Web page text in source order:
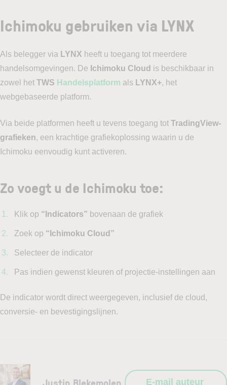
Ichimoku gebruiken via LYNX
Als belegger via LYNX heeft u toegang tot meerdere
handelsomgevingen. De Ichimoku Cloud is beschikbaar in
zowel het TWS Handelsplatform als LYNX+, het
webgebaseerde platform.
Via beide platformen heeft u tevens toegang tot TradingView-
grafieken, een krachtige grafiekoplossing waarin u de
Ichimoku eenvoudig kunt activeren.
Zo voegt u de Ichimoku toe:
Klik op “Indicators” bovenaan de grafiek
Zoek op “Ichimoku Cloud”
Selecteer de indicator
Pas indien gewenst kleuren of projectie-instellingen aan
De indicator wordt direct weergegeven, inclusief de cloud,
conversie- en bevestigingslijnen.
E-mail auteur